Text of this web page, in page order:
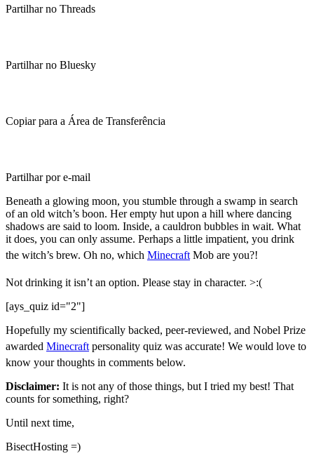
Partilhar no Threads
Partilhar no Bluesky
Copiar para a Área de Transferência
Partilhar por e-mail
Beneath a glowing moon, you stumble through a swamp in search
of an old witch’s boon. Her empty hut upon a hill where dancing
shadows are said to loom. Inside, a cauldron bubbles in wait. What
it does, you can only assume. Perhaps a little impatient, you drink
the witch’s brew. Oh no, which Minecraft Mob are you?!
Not drinking it isn’t an option. Please stay in character. >:(
[ays_quiz id="2"]
Hopefully my scientifically backed, peer-reviewed, and Nobel Prize
awarded Minecraft personality quiz was accurate! We would love to
know your thoughts in comments below.
Disclaimer: It is not any of those things, but I tried my best! That
counts for something, right?
Until next time,
BisectHosting =)